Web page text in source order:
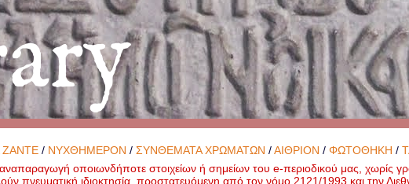
ZANTE / ΝΥΧΘΗΜΕΡΟΝ /ΣΥΝΘΕΜΑΤΑ ΧΡΩΜΑΤΩΝ /ΑΙΘΡΙΟΝ /ΦΩΤΟΘΗΚΗ /
οποιωνδήποτε στοιχείων ή σημείων του e-περιοδικού μας, χωρίς
πνευματική ιδιοκτησία, προστατευόμενη από τον νόμο 2121/1993 και την